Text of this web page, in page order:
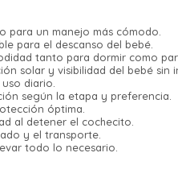
para un manejo más cómodo.
para el descanso del bebé.
tanto para dormir como
solar y visibilidad del bebé sin
diario.
según la etapa y preferencia.
óptima.
al detener el cochecito.
y el transporte.
todo lo necesario.
y Pagá
en 12
ágil de comprar!
recargo o hasta en
con tu cédula!
crediticia.
para comprar
usando Pago